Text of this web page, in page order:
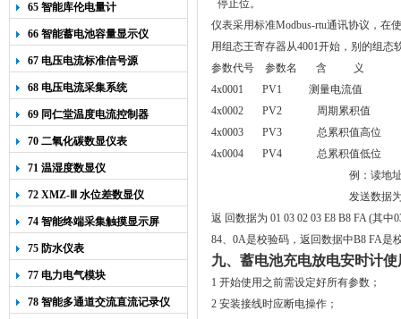
65 智能库伦电量计
66 智能蓄电池容量显示仪
67 电压电流标准信号源
68 电压电流采集系统
69 同仁堂温度电流控制器
70 二氧化碳数显仪表
71 温湿度数显仪
72 XMZ-Ⅲ 水位差数显仪
74 智能终端采集触摸显示屏
75 防水仪表
77 电力电气模块
78 智能多通道交流直流记录仪
停止位。
仪表采用标准Modbus-rtu通讯协议，在
用组态王寄存器从4001开始，别的组态
参数代号 参数名 含 义
4x0001 PV1 测量电流值
4x0002 PV2 周期累积值
4x0003 PV3 总累积值高位
4x0004 PV4 总累积值低位
例：读地
发送数据
返 回数据为 01 03 02 03 E8 B8 FA (其
84、0A是校验码，返回数据中B8 FA是
九、蓄电池充电放电安时计
1 开始使用之前需设定好所有参数；
2 安装接线时应断电操作；